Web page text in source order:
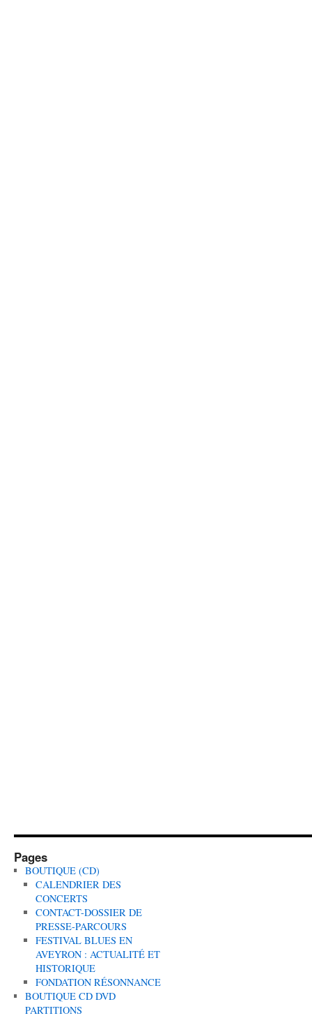
Pages
BOUTIQUE (CD)
CALENDRIER DES
CONCERTS
CONTACT-DOSSIER DE
PRESSE-PARCOURS
FESTIVAL BLUES EN
AVEYRON : ACTUALITÉ ET
HISTORIQUE
FONDATION RÉSONNANCE
BOUTIQUE CD DVD
PARTITIONS